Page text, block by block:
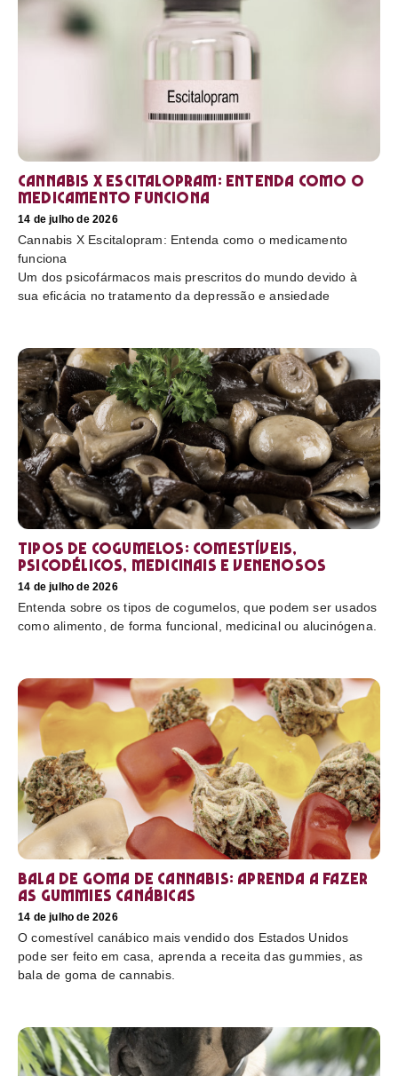
Cannabis X Escitalopram: Entenda como o
medicamento funciona
14 de julho de 2026
Cannabis X Escitalopram: Entenda como o medicamento
funciona
Um dos psicofármacos mais prescritos do mundo devido à
sua eficácia no tratamento da depressão e ansiedade
Tipos de cogumelos: comestíveis,
psicodélicos, medicinais e venenosos
14 de julho de 2026
Entenda sobre os tipos de cogumelos, que podem ser usados
como alimento, de forma funcional, medicinal ou alucinógena.
Bala de goma de cannabis: aprenda a fazer
as gummies canábicas
14 de julho de 2026
O comestível canábico mais vendido dos Estados Unidos
pode ser feito em casa, aprenda a receita das gummies, as
bala de goma de cannabis.